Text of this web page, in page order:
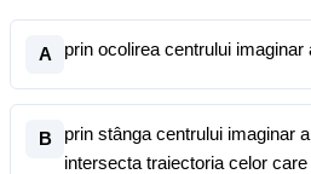
A prin ocolirea centrului imaginar
B
prin stânga centrului imaginar
intersecta traiectoria celor